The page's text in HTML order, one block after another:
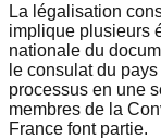
La légalisation
implique plusieurs
nationale du
le consulat du
processus en une
membres de la
France font partie.